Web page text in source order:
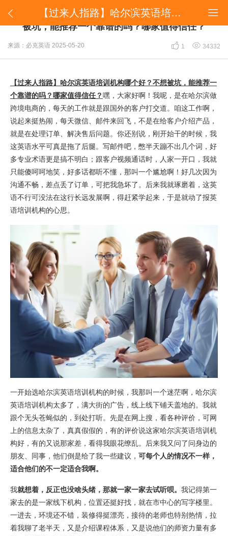
 
​【过来人指路】哈尔滨英语培训机构哪个好？不想被坑，能推荐一个靠谱的吗？哪家值得信任？
​【过来人指路】哈尔滨英语培训机构哪个好？不想
被坑，能推荐一个靠谱的吗？哪家值得信任？
来源：必克英语 2025-05-20  1  34332
【过来人指路】哈尔滨英语培训机构哪个好？不想被坑，能推荐一
个靠谱的吗？哪家值得信任？嘿，大家好啊！我呢，是在哈尔滨做
跨境电商的，每天的工作就是跟国外的客户打交道。咱这工作啊，
说起来挺热闹，每天微信、邮件来回飞，不是在给客户介绍产品，
就是在处理订单、解决售后问题。你还别说，刚开始干的时候，我
这英语水平可真是拖了后腿。写邮件吧，憋半天蹦不出几个词，好
多专业术语更是搞不明白；跟客户视频通话时，人家一开口，我就
只能傻呵呵地笑，好多话都听不懂，那叫一个尴尬啊！好几次因为
沟通不畅，差点丢了订单，可把我急坏了。后来我就琢磨着，这英
语不行可没法在这行长远发展啊，得赶紧学起来，于是就动了报英
语培训机构的心思。
一开始选哈尔滨英语培训机构的时候，我那叫一个迷茫啊，哈尔滨
英语培训机构太多了，满大街的广告，线上线下铺天盖地的。我就
跟个无头苍蝇似的，到处打听。先是在网上搜，看各种评价，可网
上的信息太杂了，真真假假的，有的评价说这家哈尔滨英语培训机
构好，有的又说那家差，看得我眼花缭乱。后来我又问了问身边的
朋友、同事，他们倒是给了我一些建议， 可每个人的情况不一样，
适合他们的不一定适合我啊。
我就想着，反正也没啥头绪，那就一家一家去试听呗。 我记得第一
家去的是一家线下机构，位置还挺好找，就在市中心的写字楼里。
一进去，环境还不错，装修得挺漂亮，接待的老师也特别热情，拉
着我聊了老半天，又是介绍课程体系，又是说他们的师资力量有多